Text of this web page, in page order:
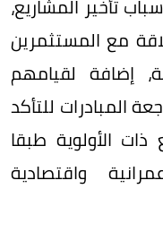
تأخير المشاريع،
مع المستثمرين
إضافة لقيامهم
المبادرات للتأكد
الأولوية طبقا
واقتصادية